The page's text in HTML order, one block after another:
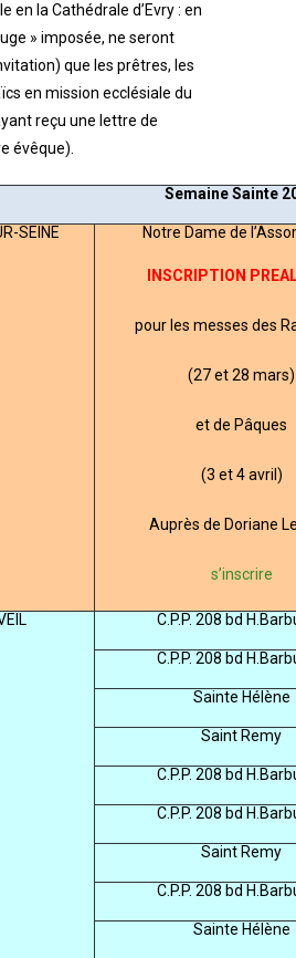
en la Cathédrale d’Evry : en
» imposée, ne seront
que les prêtres, les
en mission ecclésiale du
reçu une lettre de
évêque).
Semaine Sainte
SEINE Notre Dame de
INSCRIPTION
pour les messes des
(27 et 28 mars)
et de Pâques
(3 et 4 avril)
Auprès de Doriane
s’inscrire
C.P.P. 208 bd
C.P.P. 208 bd
Sainte Hélène
Saint Remy
C.P.P. 208 bd
C.P.P. 208 bd
Saint Remy
C.P.P. 208 bd
Sainte Hélène